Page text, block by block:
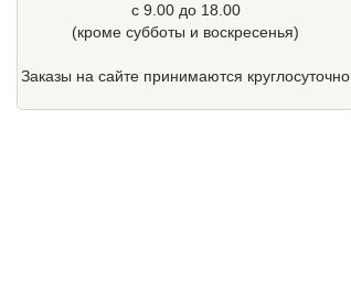
с 9.00 до 18.00
(кроме cубботы и воскресенья)
Заказы на сайте принимаются круглосуточно